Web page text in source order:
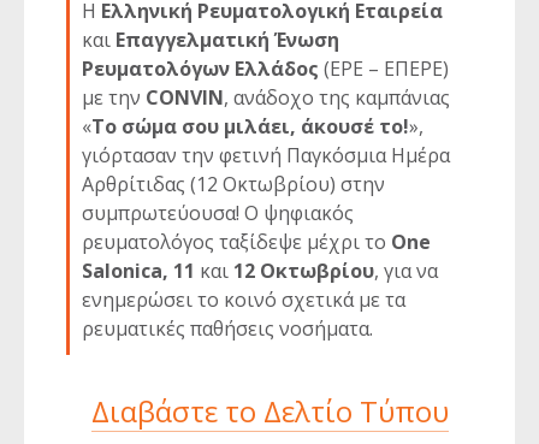
Η Ελληνική Ρευματολογική Εταιρεία
και Επαγγελματική Ένωση
Ρευματολόγων Ελλάδος (ΕΡΕ – ΕΠΕΡΕ)
με την CONVIN, ανάδοχο της καμπάνιας
«Το σώμα σου μιλάει, άκουσέ το!»,
γιόρτασαν την φετινή Παγκόσμια Ημέρα
Αρθρίτιδας (12 Οκτωβρίου) στην
συμπρωτεύουσα! Ο ψηφιακός
ρευματολόγος ταξίδεψε μέχρι το One
Salonica, 11 και 12 Οκτωβρίου, για να
ενημερώσει το κοινό σχετικά με τα
ρευματικές παθήσεις νοσήματα.
Διαβάστε το Δελτίο Τύπου